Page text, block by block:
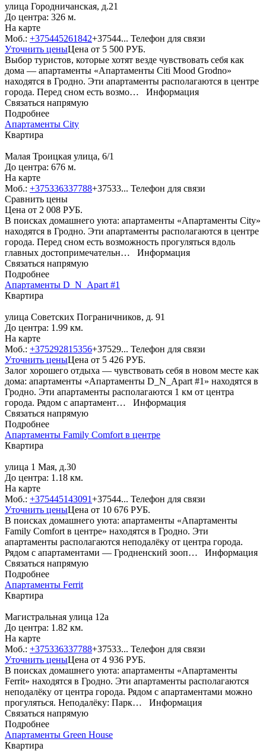
улица Городничанская, д.21
До центра: 326 м.
На карте
Моб.: +375445261842+37544... Телефон для связи
Уточнить ценыЦена от 5 500 РУБ.
Выбор туристов, которые хотят везде чувствовать себя как
дома — апартаменты «Апартаменты Citi Mood Grodno»
находятся в Гродно. Эти апартаменты располагаются в центре
города. Перед сном есть возмо… Информация
Связаться напрямую
Подробнее
Апартаменты City
Квартира
Малая Троицкая улица, 6/1
До центра: 676 м.
На карте
Моб.: +375336337788+37533... Телефон для связи
Сравнить цены
Цена от 2 008 РУБ.
В поисках домашнего уюта: апартаменты «Апартаменты City»
находятся в Гродно. Эти апартаменты располагаются в центре
города. Перед сном есть возможность прогуляться вдоль
главных достопримечательн… Информация
Связаться напрямую
Подробнее
Апартаменты D_N_Apart #1
Квартира
улица Советских Пограничников, д. 91
До центра: 1.99 км.
На карте
Моб.: +375292815356+37529... Телефон для связи
Уточнить ценыЦена от 5 426 РУБ.
Залог хорошего отдыха — чувствовать себя в новом месте как
дома: апартаменты «Апартаменты D_N_Apart #1» находятся в
Гродно. Эти апартаменты располагаются 1 км от центра
города. Рядом с апартамент… Информация
Связаться напрямую
Подробнее
Апартаменты Family Comfort в центре
Квартира
улица 1 Мая, д.30
До центра: 1.18 км.
На карте
Моб.: +375445143091+37544... Телефон для связи
Уточнить ценыЦена от 10 676 РУБ.
В поисках домашнего уюта: апартаменты «Апартаменты
Family Comfort в центре» находятся в Гродно. Эти
апартаменты располагаются неподалёку от центра города.
Рядом с апартаментами — Гродненский зооп… Информация
Связаться напрямую
Подробнее
Апартаменты Ferrit
Квартира
Магистральная улица 12а
До центра: 1.82 км.
На карте
Моб.: +375336337788+37533... Телефон для связи
Уточнить ценыЦена от 4 936 РУБ.
В поисках домашнего уюта: апартаменты «Апартаменты
Ferrit» находятся в Гродно. Эти апартаменты располагаются
неподалёку от центра города. Рядом с апартаментами можно
прогуляться. Неподалёку: Парк… Информация
Связаться напрямую
Подробнее
Апартаменты Green House
Квартира